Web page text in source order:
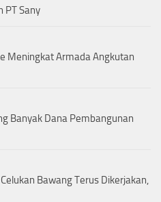
PT Sany
Meningkat Armada Angkutan
Banyak Dana Pembangunan
Bawang Terus Dikerjakan,